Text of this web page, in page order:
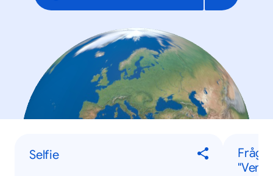
Selfie